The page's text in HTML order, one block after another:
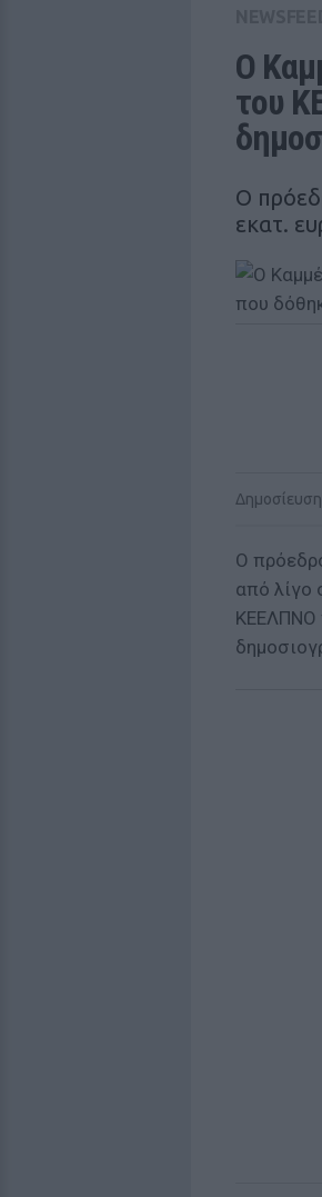
Ο
του
Ο
εκατ.
Ο
από λίγο
ΚΕΕΛΠΝΟ